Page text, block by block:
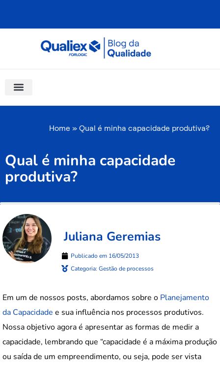
Home » Qual é minha capacidade produtiva?
Qual é minha capacidade
produtiva?
Juliana Geremias
Publicado em 16/05/2013
Categoria: Gestão de processos
Em um de nossos posts, abordamos sobre o Planejamento
da Capacidade e sua influência nos processos produtivos.
Nossa objetivo agora é apresentar as formas de medir a
capacidade, lembrando que “capacidade é a máxima produção
ou saída de um empreendimento, ou seja, pode ser vista